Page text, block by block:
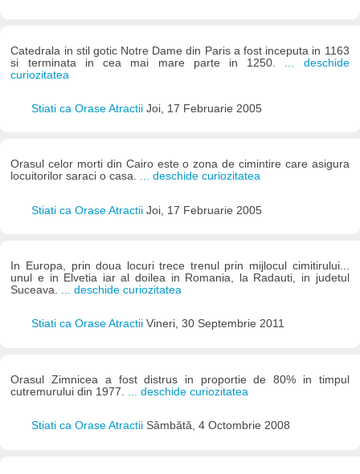
Catedrala in stil gotic Notre Dame din Paris a fost inceputa in 1163
si terminata in cea mai mare parte in 1250.
... deschide
curiozitatea
Stiati ca Orase Atractii Joi, 17 Februarie 2005
Orasul celor morti din Cairo este o zona de cimintire care asigura
locuitorilor saraci o casa. ... deschide curiozitatea
Stiati ca Orase Atractii Joi, 17 Februarie 2005
In Europa, prin doua locuri trece trenul prin mijlocul cimitirului...
unul e in Elvetia iar al doilea in Romania, la Radauti, in judetul
Suceava. ... deschide curiozitatea
Stiati ca Orase Atractii Vineri, 30 Septembrie 2011
Orasul Zimnicea a fost distrus in proportie de 80% in timpul
cutremurului din 1977.
... deschide curiozitatea
Stiati ca Orase Atractii Sâmbătă, 4 Octombrie 2008